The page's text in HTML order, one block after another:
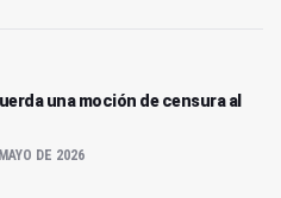
una moción de censura al
DE 2026